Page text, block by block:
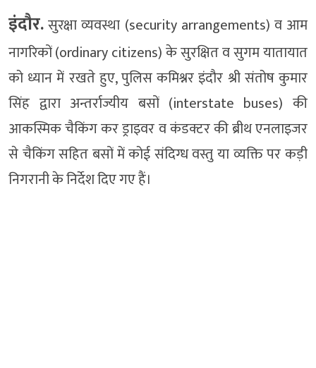
इंदौर.सुरक्षा व्यवस्था (security arrangements) व आम
नागरिकों (ordinary citizens) के सुरक्षित व सुगम यातायात
को ध्यान में रखते हुए, पुलिस कमिश्नर इंदौर श्री संतोष कुमार
सिंह द्वारा अन्तर्राज्यीय बसों (interstate buses) की
आकस्मिक चैकिंग कर ड्राइवर व कंडक्टर की ब्रीथ एनलाइजर
से चैकिंग सहित बसों में कोई संदिग्ध वस्तु या व्यक्ति पर कड़ी
निगरानी के निर्देश दिए गए हैं।